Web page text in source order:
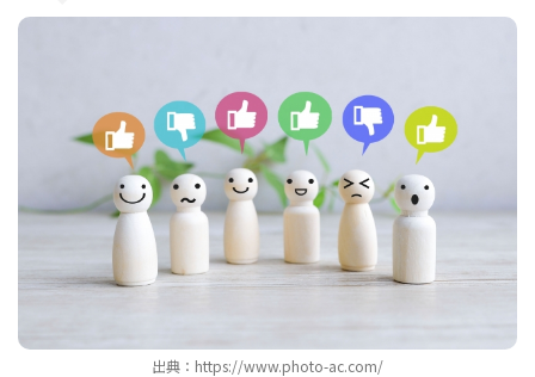
出典：https://www.photo-ac.com/